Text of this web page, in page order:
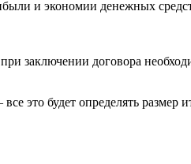
и экономии денежных
заключении договора
это будет определять размер